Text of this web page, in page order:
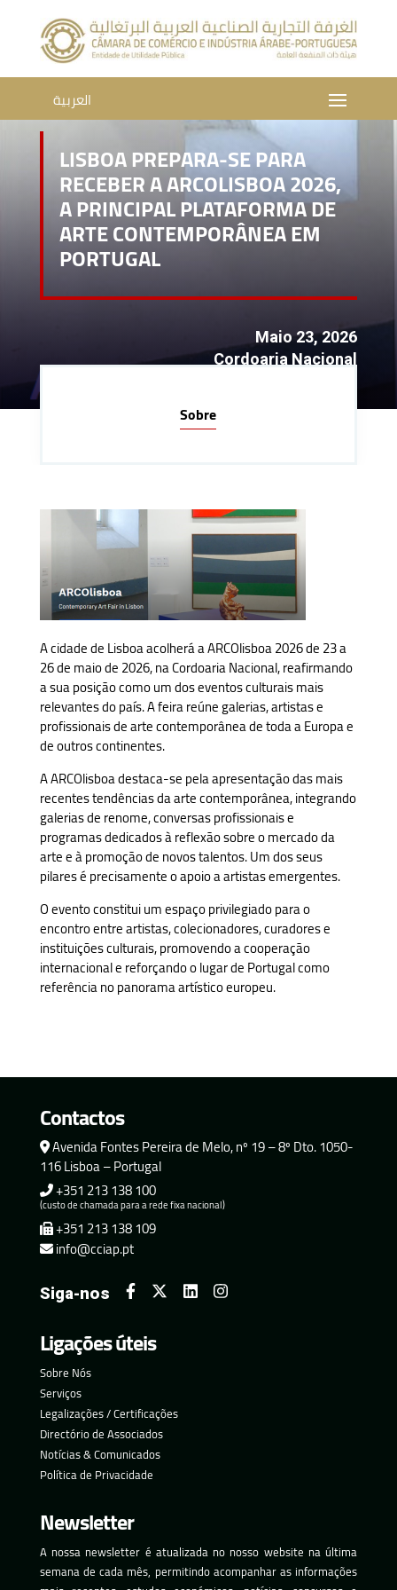
العربية
LISBOA PREPARA-SE PARA
RECEBER A ARCOLISBOA 2026,
A PRINCIPAL PLATAFORMA DE
ARTE CONTEMPORÂNEA EM
PORTUGAL
Maio 23, 2026
Cordoaria Nacional
Sobre
A cidade de Lisboa acolherá a ARCOlisboa 2026 de 23 a
26 de maio de 2026, na Cordoaria Nacional, reafirmando
a sua posição como um dos eventos culturais mais
relevantes do país. A feira reúne galerias, artistas e
profissionais de arte contemporânea de toda a Europa e
de outros continentes.
A ARCOlisboa destaca-se pela apresentação das mais
recentes tendências da arte contemporânea, integrando
galerias de renome, conversas profissionais e
programas dedicados à reflexão sobre o mercado da
arte e à promoção de novos talentos. Um dos seus
pilares é precisamente o apoio a artistas emergentes.
O evento constitui um espaço privilegiado para o
encontro entre artistas, colecionadores, curadores e
instituições culturais, promovendo a cooperação
internacional e reforçando o lugar de Portugal como
referência no panorama artístico europeu.
Contactos
Avenida Fontes Pereira de Melo, nº 19 – 8º Dto. 1050-
116 Lisboa – Portugal
+351 213 138 100
(custo de chamada para a rede fixa nacional)
+351 213 138 109
info@cciap.pt
Siga-nos
Ligações úteis
Sobre Nós
Serviços
Legalizações / Certificações
Directório de Associados
Notícias & Comunicados
Política de Privacidade
Newsletter
A nossa newsletter é atualizada no nosso website na última
semana de cada mês, permitindo acompanhar as informações